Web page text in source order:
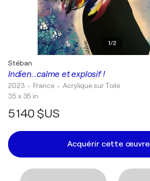
1/2
Indien...calme et explosif !
Stéban
2023 • France •Acrylique sur Toile
35 x 35 in
5 140 $US
Acquérir cette œuvre